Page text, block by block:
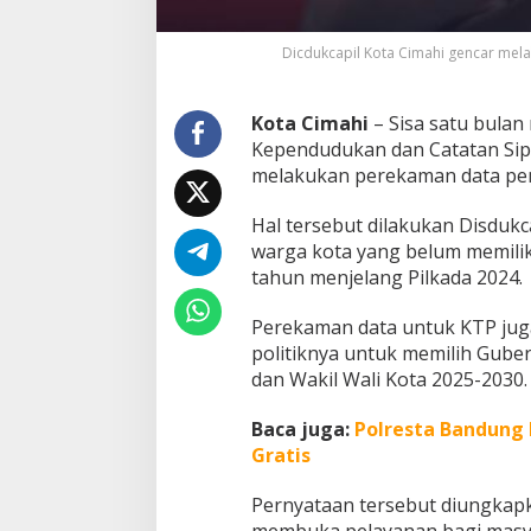
i
h
m
u
l
a
a
p
a
k
a
n
P
e
Dicdukcapil Kota Cimahi gencar
Kota Cimahi – Sisa satu
Kependudukan dan Catatan
melakukan perekaman data
Hal tersebut dilakukan
warga kota yang belum
tahun menjelang Pilkada 2024.
Perekaman data untuk KTP
politiknya untuk memilih
dan Wakil Wali Kota 2025-2030.
Baca juga: Polresta
Gratis
Pernyataan tersebut